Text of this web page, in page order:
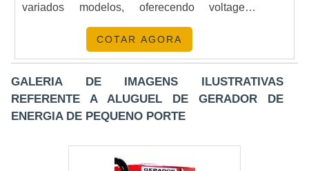
variados modelos, oferecendo voltagens
variadas e se adequando aos ambientes de
aplicação.MAIS DETALHES SOBRE A
LOCAÇÃO É possível que os geradores
trabalhem de modo emergencial ou
programado, servindo como fontes móveis de
energia móvel, sempre com base nas
algumas características dessas
estruturas:Trazem economia às empresas;São
COTAR AGORA
GALERIA DE IMAGENS ILUSTRATIVAS
REFERENTE A ALUGUEL DE GERADOR DE
ENERGIA DE PEQUENO PORTE